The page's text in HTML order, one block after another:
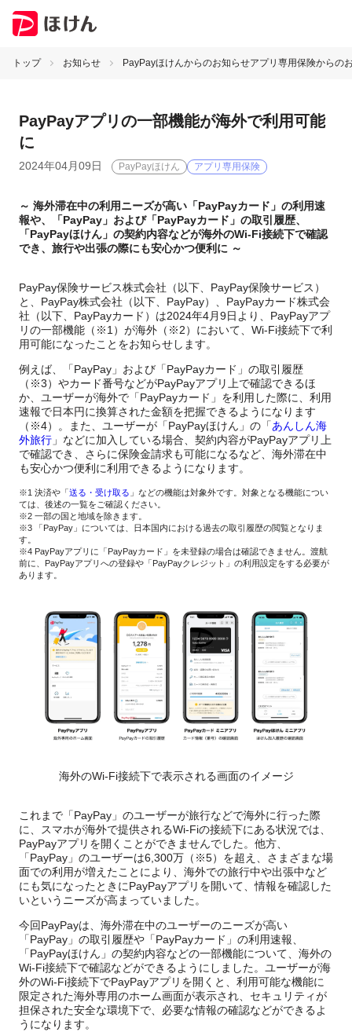
トップ お知らせ PayPayほけんからのお知らせアプリ専用保険からの
PayPayアプリの一部機能が海外で利用可能
に
2024年04月09日 PayPayほけん アプリ専用保険
～ 海外滞在中の利用ニーズが高い「PayPayカード」の利用速
報や、「PayPay」および「PayPayカード」の取引履歴、
「PayPayほけん」の契約内容などが海外のWi-Fi接続下で確認
でき、旅行や出張の際にも安心かつ便利に ～
PayPay保険サービス株式会社（以下、PayPay保険サービス）
と、PayPay株式会社（以下、PayPay）、PayPayカード株式会
社（以下、PayPayカード）は2024年4月9日より、PayPayアプ
リの一部機能（※1）が海外（※2）において、Wi-Fi接続下で利
用可能になったことをお知らせします。
例えば、「PayPay」および「PayPayカード」の取引履歴
（※3）やカード番号などがPayPayアプリ上で確認できるほ
か、ユーザーが海外で「PayPayカード」を利用した際に、利用
速報で日本円に換算された金額を把握できるようになります
（※4）。また、ユーザーが「PayPayほけん」の「あんしん海
外旅行 」などに加入している場合、契約内容がPayPayアプリ上
で確認でき、さらに保険金請求も可能になるなど、海外滞在中
も安心かつ便利に利用できるようになります。
※1 決済や「送る・受け取る 」などの機能は対象外です。対象となる機能につい
ては、後述の一覧をご確認ください。
※2 一部の国と地域を除きます。
※3 「PayPay」については、日本国内における過去の取引履歴の閲覧となりま
す。
※4 PayPayアプリに「PayPayカード」を未登録の場合は確認できません。渡航
前に、PayPayアプリへの登録や「PayPayクレジット」の利用設定をする必要が
あります。
海外のWi-Fi接続下で表示される画面のイメージ
これまで「PayPay」のユーザーが旅行などで海外に行った際
に、スマホが海外で提供されるWi-Fiの接続下にある状況では、
PayPayアプリを開くことができませんでした。他方、
「PayPay」のユーザーは6,300万（※5）を超え、さまざまな場
面での利用が増えたことにより、海外での旅行中や出張中など
にも気になったときにPayPayアプリを開いて、情報を確認した
いというニーズが高まっていました。
今回PayPayは、海外滞在中のユーザーのニーズが高い
「PayPay」の取引履歴や「PayPayカード」の利用速報、
「PayPayほけん」の契約内容などの一部機能について、海外の
Wi-Fi接続下で確認などができるようにしました。ユーザーが海
外のWi-Fi接続下でPayPayアプリを開くと、利用可能な機能に
限定された海外専用のホーム画面が表示され、セキュリティが
担保された安全な環境下で、必要な情報の確認などができるよ
うになります。